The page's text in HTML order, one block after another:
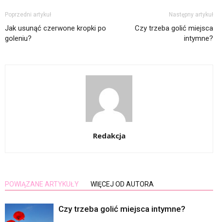
Poprzedni artykuł
Jak usunąć czerwone kropki po
goleniu?
Następny artykuł
Czy trzeba golić miejsca
intymne?
Redakcja
POWIĄZANE ARTYKUŁY WIĘCEJ OD AUTORA
Czy trzeba golić miejsca intymne?